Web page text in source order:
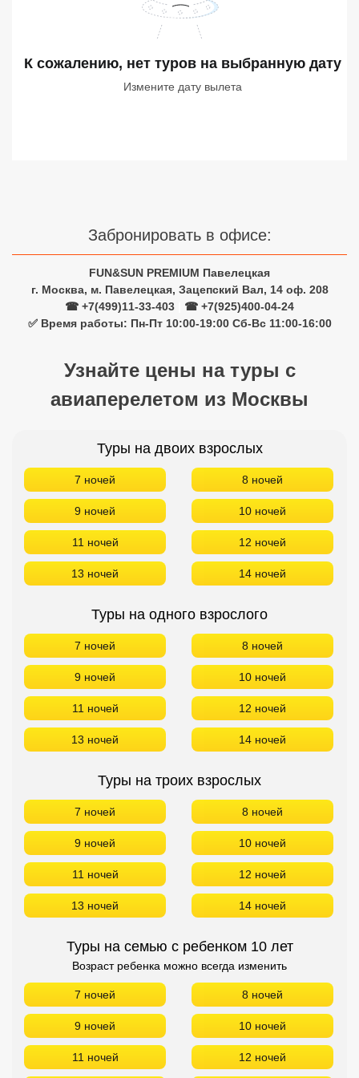
К сожалению, нет туров на выбранную дату
Измените дату вылета
Забронировать в офисе:
FUN&SUN PREMIUM Павелецкая
г. Москва, м. Павелецкая, Зацепский Вал, 14 оф. 208
☎ +7(499)11-33-403
☎ +7(925)400-04-24
✅ Время работы: Пн-Пт 10:00-19:00 Сб-Вс 11:00-16:00
Узнайте цены на туры с
авиаперелетом из Москвы
Туры на двоих взрослых
7 ночей 8 ночей
9 ночей 10 ночей
11 ночей 12 ночей
13 ночей 14 ночей
Туры на одного взрослого
7 ночей 8 ночей
9 ночей 10 ночей
11 ночей 12 ночей
13 ночей 14 ночей
Туры на троих взрослых
7 ночей 8 ночей
9 ночей 10 ночей
11 ночей 12 ночей
13 ночей 14 ночей
Туры на семью с ребенком 10 лет
Возраст ребенка можно всегда изменить
7 ночей 8 ночей
9 ночей 10 ночей
11 ночей 12 ночей
Сетевые отели ОАЭ
Сетевые отели Мальдив
Сетевые отели Бали
Сетевые отели Сейшел